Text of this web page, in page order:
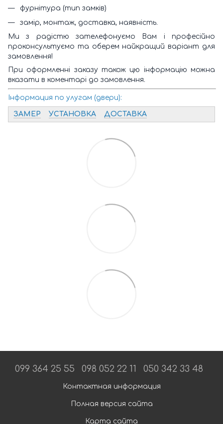
фурнітура (тип замків)
замір, монтаж, доставка, наявність.
Ми з радістю зателефонуємо Вам і професійно
проконсультуємо та оберем найкращий варіант для
замовлення!
При оформленні заказу також цю інформацію можна
вказати в коментарі до замовлення.
Інформация по улугам (двери):
ЗАМЕР УСТАНОВКА ДОСТАВКА
099 364 25 55 098 052 22 11 050 342 33 48
Контактная информация
Полная версия сайта
Карта сайта